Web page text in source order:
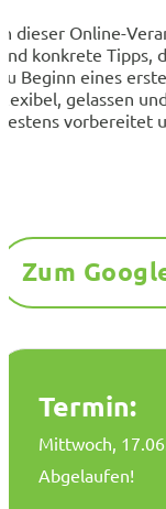
dieser Online-
konkrete Tipps,
Beginn eines
gelassen
vorbereitet
Zum
Termin:
Mittwoch,
Abgelaufen!